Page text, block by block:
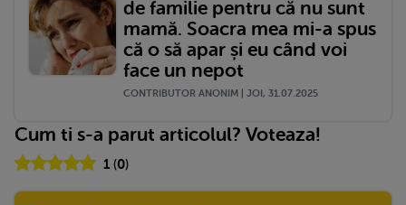
de familie pentru că nu sunt
mamă. Soacra mea mi-a spus
că o să apar și eu când voi
face un nepot
CONTRIBUTOR ANONIM | JOI, 31.07.2025
Cum ti s-a parut articolul? Voteaza!
1(0)